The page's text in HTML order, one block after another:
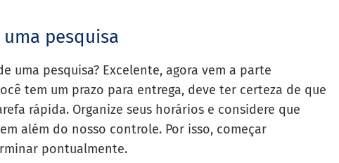
pesquisa
uma pesquisa? Excelente, agora vem a parte
tem um prazo para entrega, deve ter certeza de que
rápida. Organize seus horários e considere que
além do nosso controle. Por isso, começar
pontualmente.